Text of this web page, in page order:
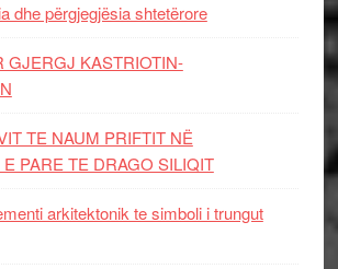
dhe përgjegjësia shtetërore
GJERGJ KASTRIOTIN-
TE NAUM PRIFTIT NË
PARE TE DRAGO SILIQIT
arkitektonik te simboli i trungut